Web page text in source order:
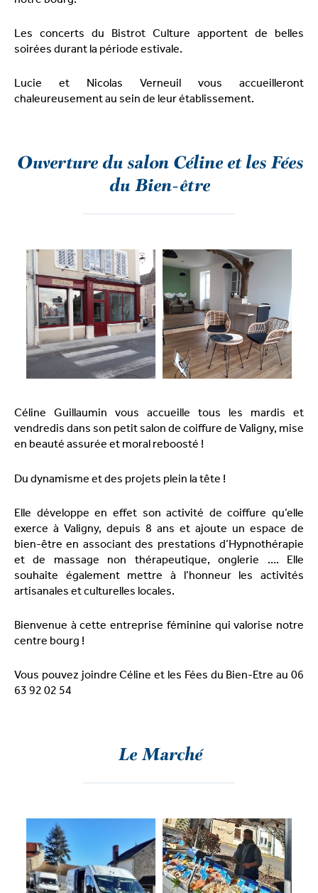
Les concerts du Bistrot Culture apportent de belles
soirées durant la période estivale.
Lucie et Nicolas Verneuil vous accueilleront
chaleureusement au sein de leur établissement.
Ouverture du salon Céline et les Fées
du Bien-être
Céline Guillaumin vous accueille tous les mardis et
vendredis dans son petit salon de coiffure de Valigny, mise
en beauté assurée et moral reboosté !
Du dynamisme et des projets plein la tête !
Elle développe en effet son activité de coiffure qu’elle
exerce à Valigny, depuis 8 ans et ajoute un espace de
bien-être en associant des prestations d’Hypnothérapie
et de massage non thérapeutique, onglerie …. Elle
souhaite également mettre à l’honneur les activités
artisanales et culturelles locales.
Bienvenue à cette entreprise féminine qui valorise notre
centre bourg !
Vous pouvez joindre Céline et les Fées du Bien-Etre au 06
63 92 02 54
Le Marché